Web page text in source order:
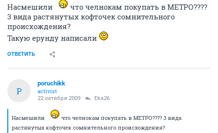
Насмешили
что челнокам покупать в МЕТРО????
3 вида растянутых кофточек сомнительного
происхождения?
Такую ерунду написали
ОТВЕТИТЬ
P
poruchikk
activist
22 октября 2009 Eka26
Насмешили
что челнокам покупать в МЕТРО???? 3 вида
растянутых кофточек сомнительного происхождения?